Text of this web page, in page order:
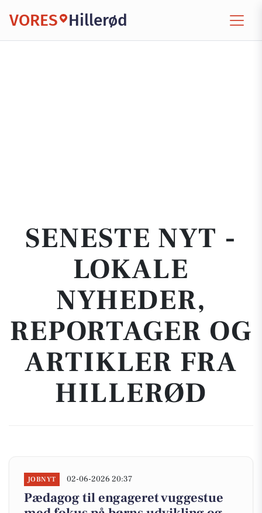
VORES Hillerød
SENESTE NYT -
LOKALE
NYHEDER,
REPORTAGER OG
ARTIKLER FRA
HILLERØD
JOBNYT 02-06-2026 20:37
Pædagog til engageret vuggestue